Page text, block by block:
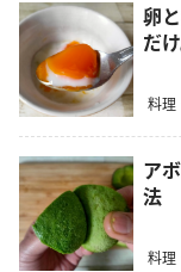
卵
だ
料理
ア
法
料理